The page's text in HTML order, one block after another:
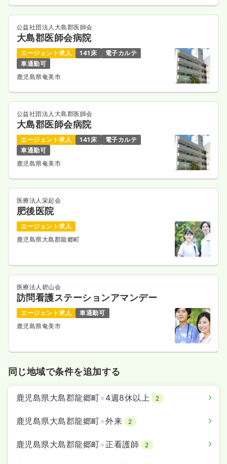
公益社団法人大島郡医師会
大島郡医師会病院
エージェント求人 141床
電子カルテ
車通勤可
鹿児島県奄美市
公益社団法人大島郡医師会
大島郡医師会病院
エージェント求人 141床
電子カルテ
車通勤可
鹿児島県奄美市
医療法人栄起会
肥後医院
エージェント求人
鹿児島県大島郡龍郷町
医療法人碧山会
訪問看護ステーションアマンデー
エージェント求人
車通勤可
鹿児島県奄美市
同じ地域で条件を追加する
鹿児島県大島郡龍郷町×4週8休以上 2
鹿児島県大島郡龍郷町×外来 2
鹿児島県大島郡龍郷町×正看護師 2